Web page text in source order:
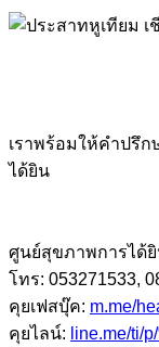
เราพร้อมให้คำปรึ
ได้ยิน
ศูนย์สุขภาพการได้
โทร: 053271533,
คุยเฟสบุ๊ค: m.me/
คุยไลน์: line.me/ti/